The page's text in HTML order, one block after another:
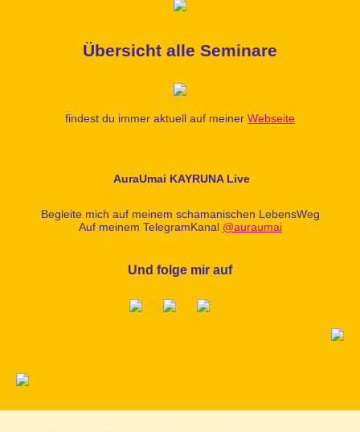
Übersicht alle Seminare
findest du immer aktuell auf meiner Webseite
AuraUmai KAYRUNA Live
Begleite mich auf meinem schamanischen LebensWeg
Auf meinem TelegramKanal @auraumai
Und folge mir auf